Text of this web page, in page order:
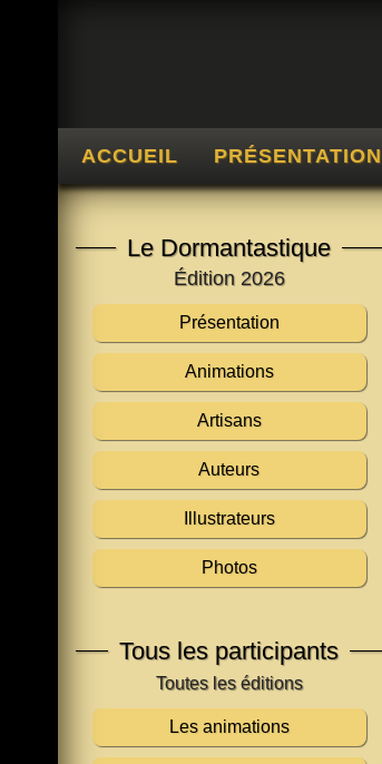
ACCUEIL PRÉSENTATION
Le Dormantastique
Édition 2026
Présentation
Animations
Artisans
Auteurs
Illustrateurs
Photos
Tous les participants
Les animations